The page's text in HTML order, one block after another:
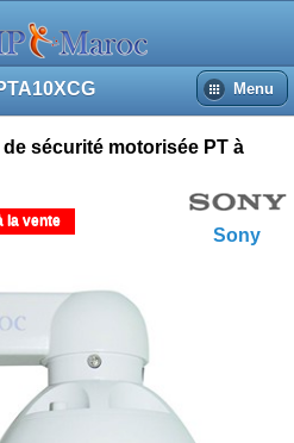
Menu
Sony
sécurité motorisée PT à
la vente